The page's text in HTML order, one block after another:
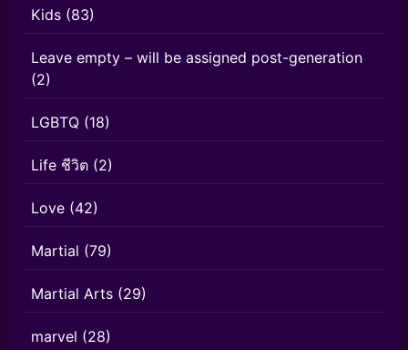
Kids (83)
Leave empty – will be assigned post-generation
(2)
LGBTQ (18)
Life ชีวิต (2)
Love (42)
Martial (79)
Martial Arts (29)
marvel (28)